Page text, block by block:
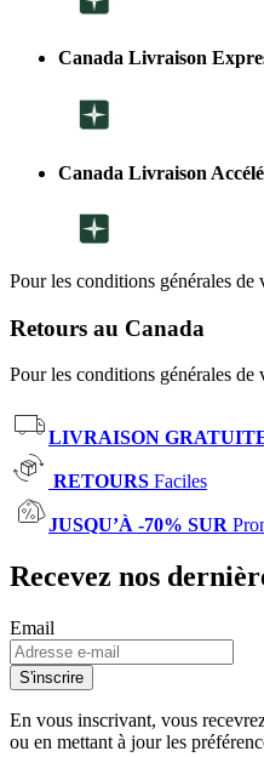
Canada Livraison
Canada Livraison
Pour les conditions générales
Retours au Canada
Pour les conditions générales
LIVRAISON
RETOURS Faciles
JUSQU’À -70% SUR
Recevez nos
Email
S'inscrire
En vous inscrivant, vous
ou en mettant à jour les